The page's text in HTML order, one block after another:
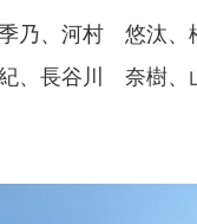
季乃、河村 悠汰
、長谷川 奈樹